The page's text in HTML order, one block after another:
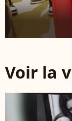
Voir la